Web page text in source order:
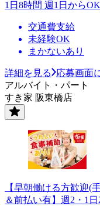
1日8時間 週1日からOK
交通費支給
未経験OK
まかないあり
詳細を見る
応募画面
アルバイト・パート
すき家 阪東橋店
【早朝働ける方歓迎
＆前払い有】週2・1